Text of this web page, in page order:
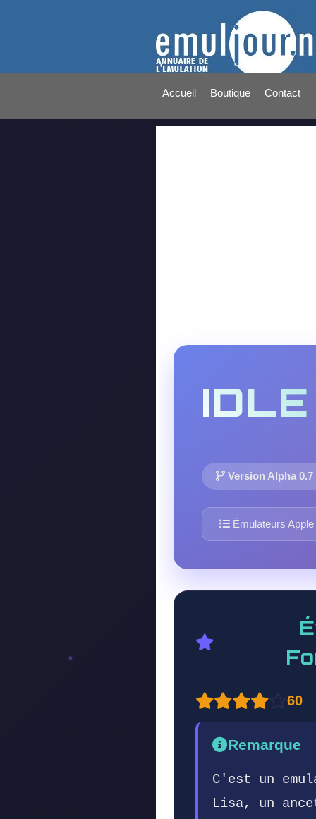
Accueil Boutique Contact
IDLE
Version Alpha 0.7
Émulateurs Apple
60
Remarque
C'est un
Lisa, un